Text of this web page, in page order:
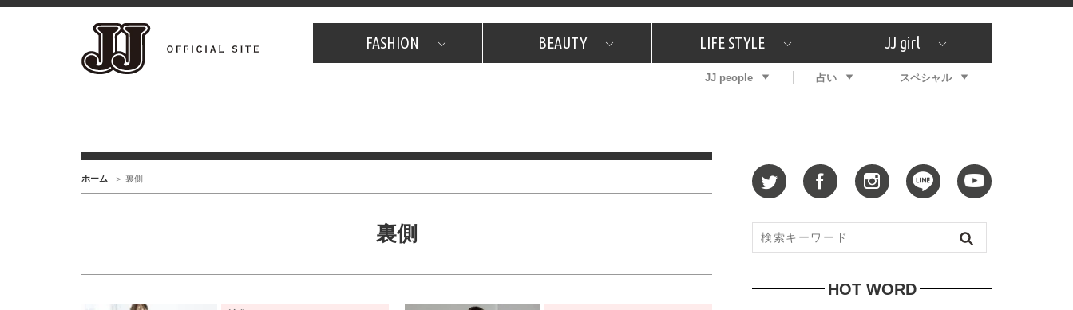
FASHION
JJスタッフの"それどこの"？ プチプラ プレゼント
BEAUTY
コスメ全部試してみた What's NEW？ 特集
LIFE STYLE
JJグルメガイド エンタメ プレゼント
恋愛
JJ girl
特集 おしゃラン！
JJ people 占い スペシャル
ホーム 裏側
裏側
HOT WORD